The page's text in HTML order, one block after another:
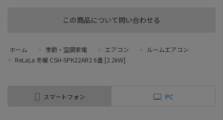
この商品について問い合わせる
ホーム > 季節・空調家電 > エアコン > ルームエアコン
> ReLaLa 冬暖 CSH-SPK22AR2 6畳 [2.2kW]
スマートフォン PC